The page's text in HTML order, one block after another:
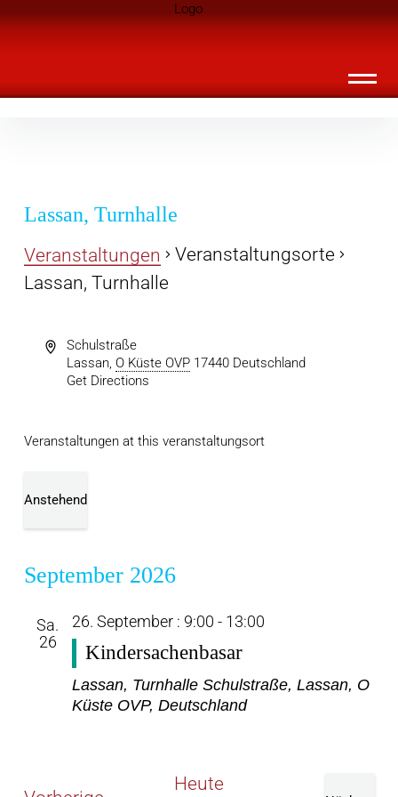
überspringen
Landknirpse – Die Zeitschrift für Leute
Lassan, Turnhalle
Veranstaltungen
Veranstaltungsorte
Lassan, Turnhalle
Schulstraße
Lassan, O Küste OVP 17440 Deutschland
Get Directions
Veranstaltungen at this veranstaltungsort
Anstehend
September 2026
Sa.
26
26. September : 9:00 - 13:00
Kindersachenbasar
Lassan, Turnhalle Schulstraße, Lassan, O
Küste OVP, Deutschland
Heute